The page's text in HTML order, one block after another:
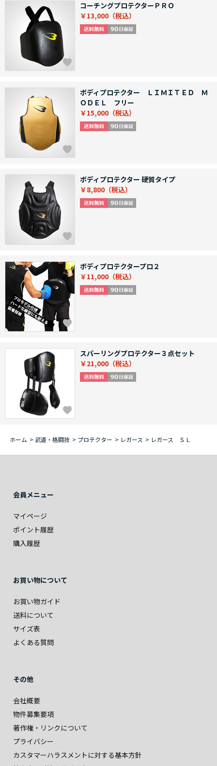
コーチングプロテクターＰＲＯ
￥13,000
ボディプロテクター ＬＩＭＩＴＥＤ Ｍ
ＯＤＥＬ フリー
￥15,000
ボディプロテクター 硬質タイプ
￥8,800
ボディプロテクタープロ２
￥11,000
スパーリングプロテクター３点セット
￥21,000
ホーム > 武道・格闘技 > プロテクター > レガース > レガース ＳＬ
会員メニュー
マイページ
ポイント履歴
購入履歴
お買い物について
お買い物ガイド
送料について
サイズ表
よくある質問
その他
会社概要
物件募集要項
著作権・リンクについて
プライバシー
カスタマーハラスメントに対する基本方針